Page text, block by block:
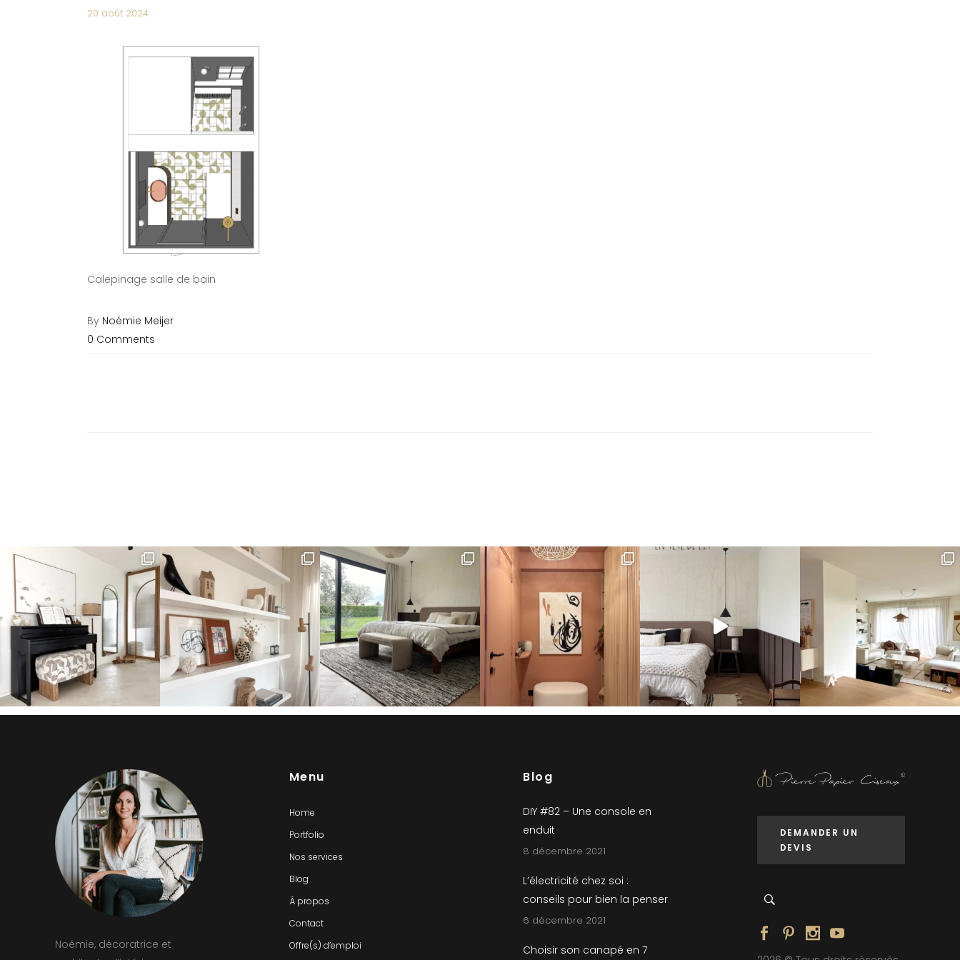
20 août 2024
Calepinage salle de bain
By Noémie Meijer
0 Comments
Noémie, décoratrice et
Menu
Home
Portfolio
Nos services
Blog
À propos
Contact
Offre(s) d’emploi
Blog
DIY #82 – Une console en
enduit
8 décembre 2021
L’électricité chez soi :
conseils pour bien la penser
6 décembre 2021
Choisir son canapé en 7
DEMANDER UN
DEVIS